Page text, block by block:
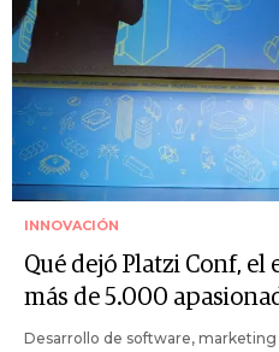
INNOVACIÓN
Qué dejó Platzi Conf, el
más de 5.000
Desarrollo de software,